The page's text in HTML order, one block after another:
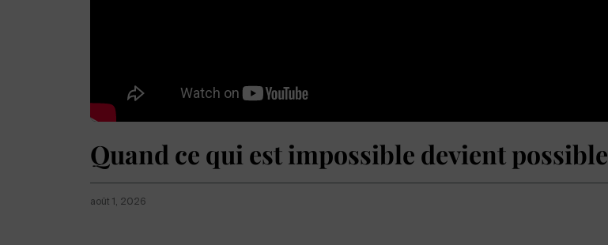
Quand ce qui est impossible devient possible
août 1, 2026